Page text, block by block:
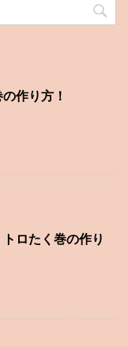
作り方！
トロたく巻の作り